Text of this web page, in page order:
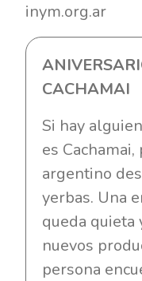
inym.org.ar
CACHAMAI
Si hay
es
argentino
yerbas. Una
queda quieta
nuevos
persona